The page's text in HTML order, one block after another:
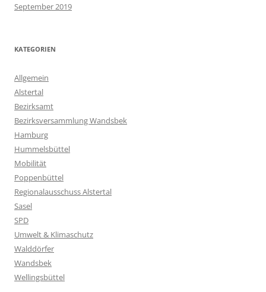
September 2019
KATEGORIEN
Allgemein
Alstertal
Bezirksamt
Bezirksversammlung Wandsbek
Hamburg
Hummelsbüttel
Mobilität
Poppenbüttel
Regionalausschuss Alstertal
Sasel
SPD
Umwelt & Klimaschutz
Walddörfer
Wandsbek
Wellingsbüttel